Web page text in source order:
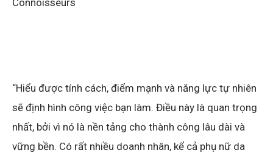
“Hiểu được tính cách, điểm mạnh và năng lực tự nhiên
sẽ định hình công việc bạn làm. Điều này là quan trọng
nhất, bởi vì nó là nền tảng cho thành công lâu dài và
vững bền. Có rất nhiều doanh nhân, kể cả phụ nữ da